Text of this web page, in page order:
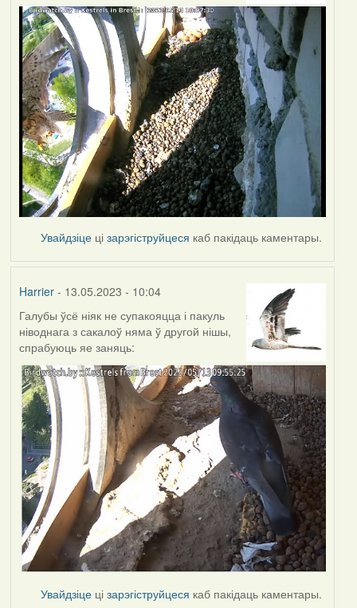
Увайдзіце цізарэгіструйцеся каб пакідаць каментары.
Harrier- 13.05.2023 - 10:04
Галубы ўсё ніяк не супакояцца і пакуль
ніводнага з сакалоў няма ў другой нішы,
спрабуюць яе заняць:
Увайдзіце цізарэгіструйцеся каб пакідаць каментары.